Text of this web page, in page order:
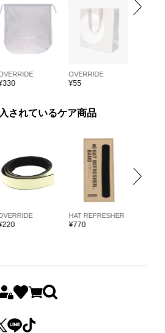
330
OVERRIDE
¥55
されているケア商品
220
HAT REFRESHER
¥770